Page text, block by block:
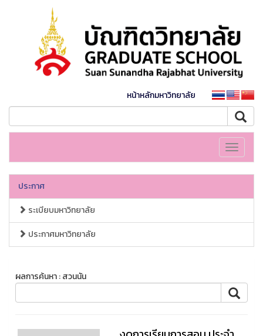
หน้าหลักมหาวิทยาลัย
Toggle
ประกาศ
ระเบียบมหาวิทยาลัย
ประกาศมหาวิทยาลัย
ผลการค้นหา : สวนนัน